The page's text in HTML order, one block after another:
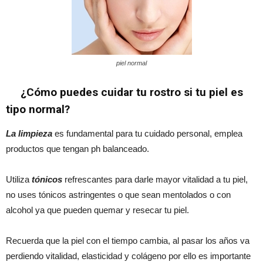
piel normal
¿Cómo puedes cuidar tu rostro si tu piel es
tipo normal?
La limpieza es fundamental para tu cuidado personal, emplea
productos que tengan ph balanceado.
Utiliza tónicos refrescantes para darle mayor vitalidad a tu piel,
no uses tónicos astringentes o que sean mentolados o con
alcohol ya que pueden quemar y resecar tu piel.
Recuerda que la piel con el tiempo cambia, al pasar los años va
perdiendo vitalidad, elasticidad y colágeno por ello es importante